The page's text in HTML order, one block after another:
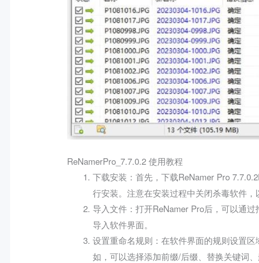
ReNamerPro_7.7.0.2 使用教程
下载安装 ：首先，下载ReNamer Pro
行安装。注意在安装过程中关闭杀毒软件，
导入文件 ：打开ReNamer Pro后，可以通
导入软件界面。
设置重命名规则 ：在软件界面的规则设置
如，可以选择添加前缀/后缀、替换关键词